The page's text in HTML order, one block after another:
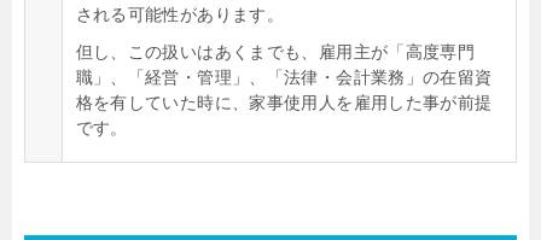
される可能性があります。
但し、この扱いはあくまでも、雇用主が「高度専門
職」、「経営・管理」、「法律・会計業務」の在留資
格を有していた時に、家事使用人を雇用した事が前提
です。